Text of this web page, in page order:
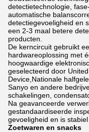
detectietechnologie,
automatische
detectiegevoeligheid en
een 2-3 maal betere
producten.
De kerncircuit gebruikt
hardwareoplossing met
hoogwaardige
geselecteerd door
Device,Nationale
Sanyo en andere
schakelingen,
Na geavanceerde
gestandaardiseerde
gevoeligheid en is stabiel
Zoetwaren en snacks